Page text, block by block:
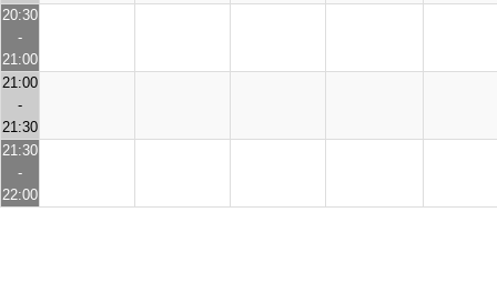
20:30
-
21:00
21:00
-
21:30
21:30
-
22:00